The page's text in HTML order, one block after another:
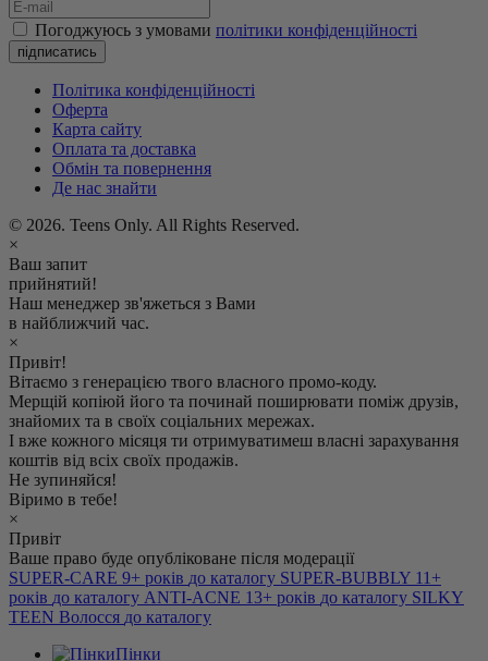
Погоджуюсь з умовами політики конфіденційності
підписатись
Політика конфіденційності
Оферта
Карта сайту
Оплата та доставка
Обмін та повернення
Де нас знайти
© 2026. Teens Only. All Rights Reserved.
×
Ваш запит
прийнятий!
Наш менеджер зв'яжеться з Вами
в найближчий час.
×
Привіт!
Вітаємо з генерацією твого власного промо-коду.
Мерщій копіюй його та починай поширювати поміж друзів,
знайомих та в своїх соціальних мережах.
І вже кожного місяця ти отримуватимеш власні зарахування
коштів від всіх своїх продажів.
Не зупиняйся!
Віримо в тебе!
×
Привіт
Ваше право буде опубліковане після модерації
SUPER-CARE 9+ років до каталогу SUPER-BUBBLY 11+
років до каталогу ANTI-ACNE 13+ років до каталогу SILKY
TEEN Волосся до каталогу
Пінки